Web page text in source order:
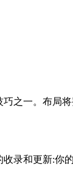
之一。布局
录和更新: